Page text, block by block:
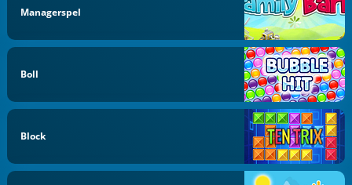
Managerspel
Boll
Block